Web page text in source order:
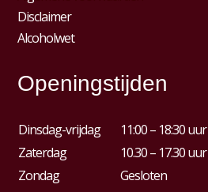
Disclaimer
Alcoholwet
Openingstijden
Dinsdag-vrijdag
11:00 – 18:30 uur
Zaterdag
10.30 – 17.30 uur
Zondag
Gesloten